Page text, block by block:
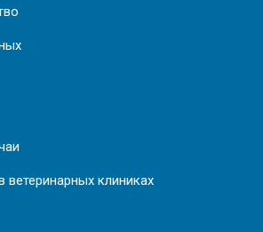
ветеринарных клиниках